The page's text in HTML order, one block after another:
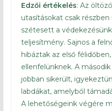
Edzői értékelés: Az
utasításokat csak
szétesett a
teljesítmény. Sajnos a
hibáztak az első
ellenfelünknek. A
jobban sikerült,
labdákat, amelyből
A lehetőségeink végére